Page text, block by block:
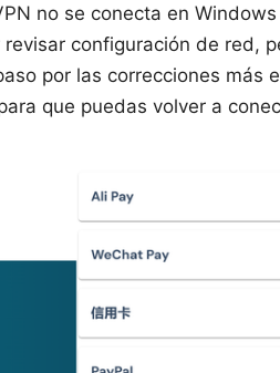
no se conecta en Windows
configuración de red,
por las correcciones más
que puedas volver a